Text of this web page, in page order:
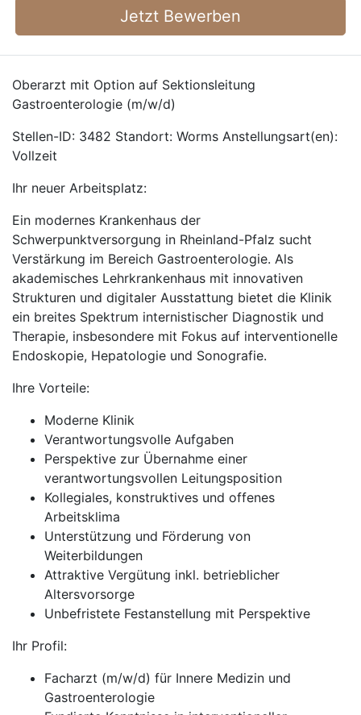
Jetzt Bewerben
Oberarzt mit Option auf Sektionsleitung
Gastroenterologie (m/w/d)
Stellen-ID: 3482 Standort: Worms Anstellungsart(en):
Vollzeit
Ihr neuer Arbeitsplatz:
Ein modernes Krankenhaus der
Schwerpunktversorgung in Rheinland-Pfalz sucht
Verstärkung im Bereich Gastroenterologie. Als
akademisches Lehrkrankenhaus mit innovativen
Strukturen und digitaler Ausstattung bietet die Klinik
ein breites Spektrum internistischer Diagnostik und
Therapie, insbesondere mit Fokus auf interventionelle
Endoskopie, Hepatologie und Sonografie.
Ihre Vorteile:
Moderne Klinik
Verantwortungsvolle Aufgaben
Perspektive zur Übernahme einer
verantwortungsvollen Leitungsposition
Kollegiales, konstruktives und offenes
Arbeitsklima
Unterstützung und Förderung von
Weiterbildungen
Attraktive Vergütung inkl. betrieblicher
Altersvorsorge
Unbefristete Festanstellung mit Perspektive
Ihr Profil:
Facharzt (m/w/d) für Innere Medizin und
Gastroenterologie